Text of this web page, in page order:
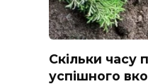
Скільки часу
успішного